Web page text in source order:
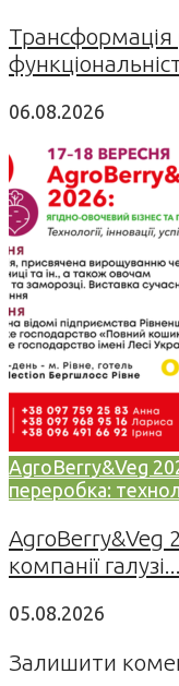
Трансформація
06.08.2026
AgroBerry&Veg
переробка:
AgroBerry&Veg
компанії галузі...
05.08.2026
Залишити